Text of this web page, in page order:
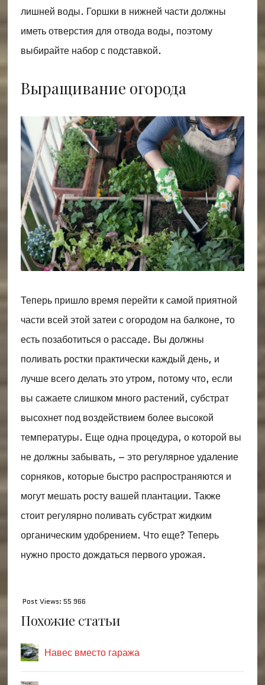
лишней воды. Горшки в нижней части должны
иметь отверстия для отвода воды, поэтому
выбирайте набор с подставкой.
Выращивание огорода
Теперь пришло время перейти к самой приятной
части всей этой затеи с огородом на балконе, то
есть позаботиться о рассаде. Вы должны
поливать ростки практически каждый день, и
лучше всего делать это утром, потому что, если
вы сажаете слишком много растений, субстрат
высохнет под воздействием более высокой
температуры. Еще одна процедура, о которой вы
не должны забывать, – это регулярное удаление
сорняков, которые быстро распространяются и
могут мешать росту вашей плантации. Также
стоит регулярно поливать субстрат жидким
органическим удобрением. Что еще? Теперь
нужно просто дождаться первого урожая.
Post Views: 55 966
Похожие статьи
Навес вместо гаража